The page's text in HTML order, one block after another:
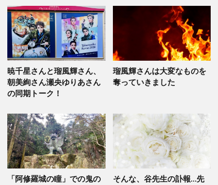
暁千星さんと瑠風輝さん、
朝美絢さん瀬央ゆりあさん
の同期トーク！
瑠風輝さんは大変なものを
奪っていきました
「阿修羅城の瞳」での鬼の
そんな、谷先生の訃報…先